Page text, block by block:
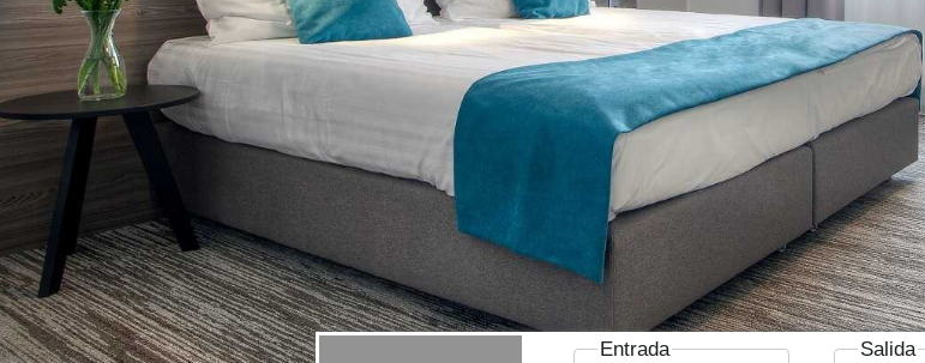
Entrada Salida